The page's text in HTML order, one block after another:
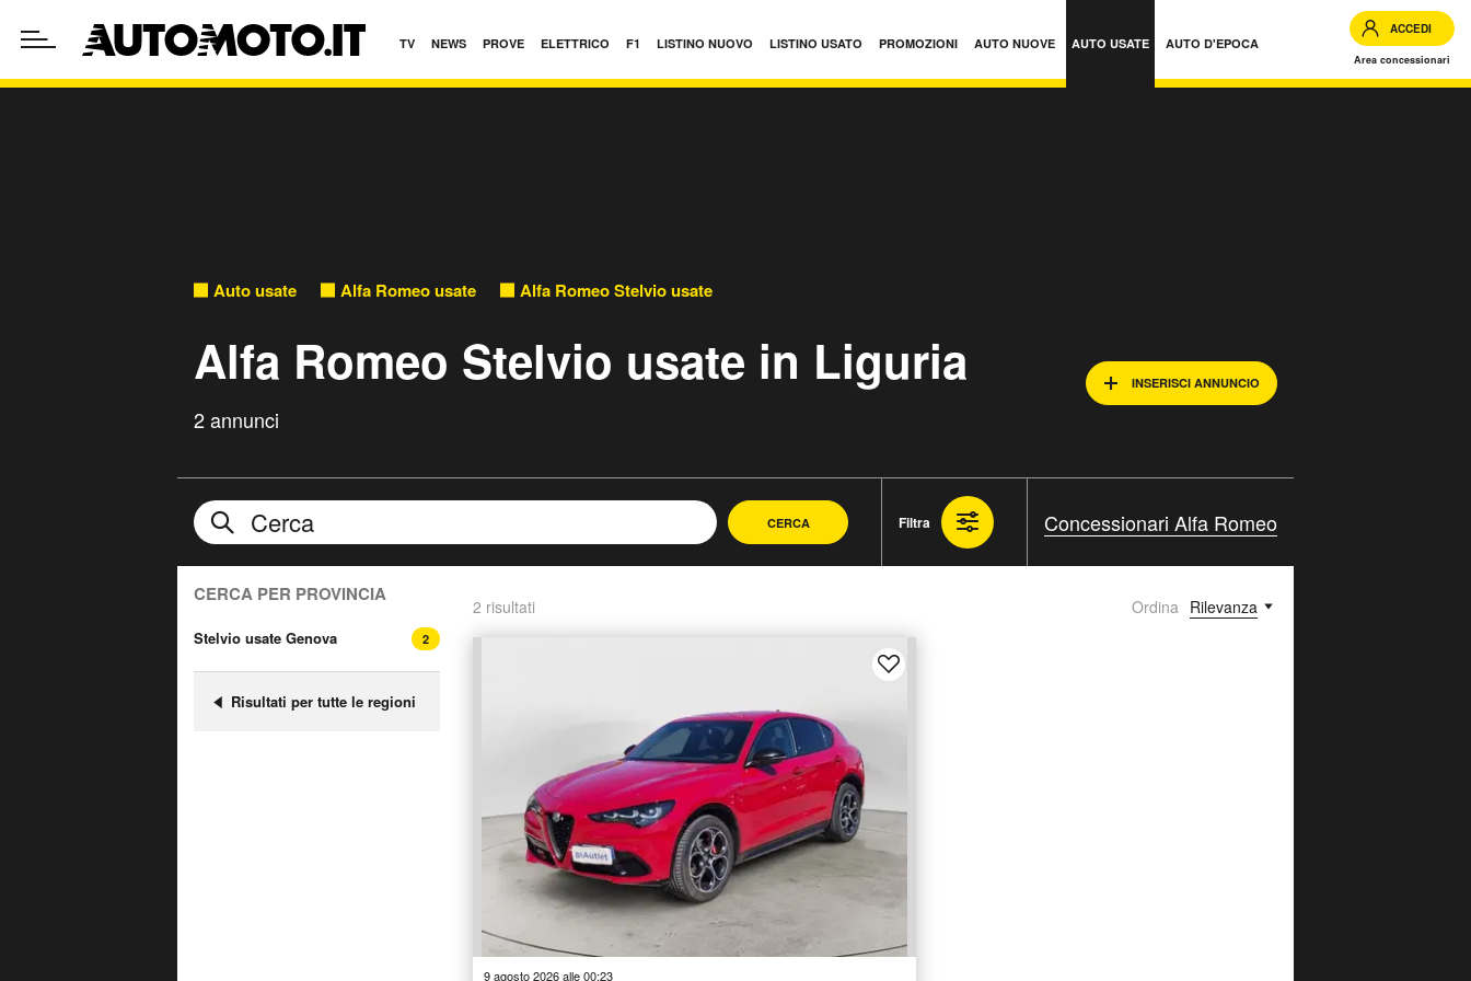
TV NEWS PROVE ELETTRICO F1 LISTINO NUOVO LISTINO USATO PROMOZIONI AUTO NUOVE AUTO USATE AUTO D'EPOCA
ACCEDI
Area concessionari
Auto usate Alfa Romeo usate Alfa Romeo Stelvio usate
Alfa Romeo Stelvio usate in Liguria
2 annunci
INSERISCI ANNUNCIO
CERCA Filtra Concessionari Alfa Romeo
CERCA PER PROVINCIA
Stelvio usate Genova 2
Risultati per tutte le regioni
2 risultati Ordina Rilevanza
9 agosto 2026 alle 00:23